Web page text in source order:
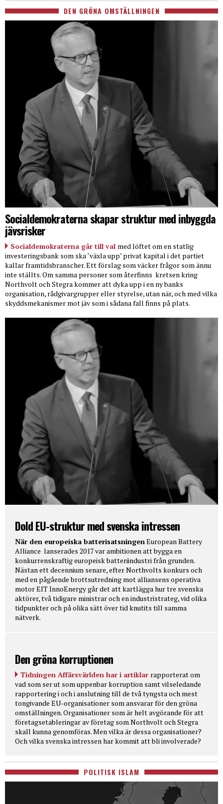
DEN GRÖNA OMSTÄLLNINGEN
Socialdemokraterna skapar struktur med inbyggda
jävsrisker
Socialdemokraterna går till val med löftet om en statlig
investeringsbank som ska "växla upp" privat kapital i det partiet
kallar framtidsbranscher. Ett förslag som väcker frågor som ännu
inte ställts. Om samma personer som återfinns kretsen kring
Northvolt och Stegra kommer att dyka upp i en ny banks
organisation, rådgivargrupper eller styrelse, utan när, och med vilka
skyddsmekanismer mot jäv som i sådana fall finns på plats.
Dold EU-struktur med svenska intressen
När den europeiska batterisatsningenEuropean Battery
Alliance lanserades 2017 var ambitionen att bygga en
konkurrenskraftig europeisk batteriindustri från grunden.
Nästan ett decennium senare, efter Northvolts konkurs och
med en pågående brottsutredning mot alliansens operativa
motor EIT InnoEnergy går det att kartlägga hur tre svenska
aktörer, två tidigare ministrar och en industristrateg, vid olika
tidpunkter och på olika sätt över tid knutits till samma
nätverk.
Den gröna korruptionen
Tidningen Affärsvärlden har i artiklar rapporterat om
vad som ser ut som uppenbar korruption samt vilseledande
rapportering i och i anslutning till de två tyngsta och mest
tongivande EU-organisationer som ansvarar för den gröna
omställningen. Organisationer som är helt avgörande för att
företagsetableringar av företag som Northvolt och Stegra
skall kunna genomföras. Men vilka är dessa organisationer?
Och vilka svenska intressen har kommit att bli involverade?
POLITISK ISLAM